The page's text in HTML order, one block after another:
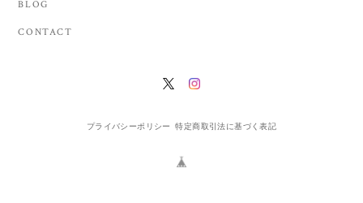
BLOG
CONTACT
プライバシーポリシー 特定商取引法に基づく表記